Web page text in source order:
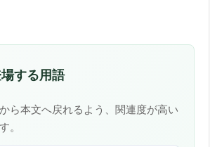
する用語
ら本文へ戻れるよう、関連度が高い
。